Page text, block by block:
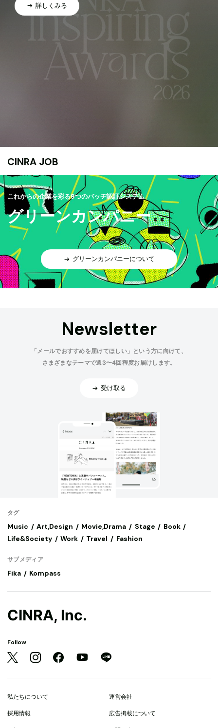
詳しくみる
CINRA JOB
これからの企業を彩る9つのバッヂ認証システム
グリーンカンパニー
グリーンカンパニーについて
Newsletter
「メールでおすすめを届けてほしい」という方に向けて、
さまざまなテーマで週3〜4回程度お届けします。
受け取る
タグ
Music Art,Design Movie,Drama Stage
Book
Life&Society
Work Travel Fashion
サブメディア
Fika Kompass
CINRA, Inc.
Follow
私たちについて 運営会社
採用情報 広告掲載について